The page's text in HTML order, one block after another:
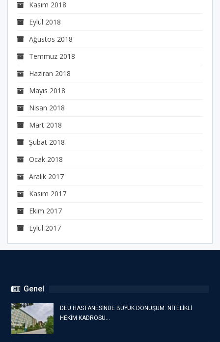
Kasım 2018
Eylül 2018
Ağustos 2018
Temmuz 2018
Haziran 2018
Mayıs 2018
Nisan 2018
Mart 2018
Şubat 2018
Ocak 2018
Aralık 2017
Kasım 2017
Ekim 2017
Eylül 2017
Genel
DEÜ HASTANESİNDE BÜYÜK DÖNÜŞÜM: NİTELİKLİ
HEKİM KADROSU…